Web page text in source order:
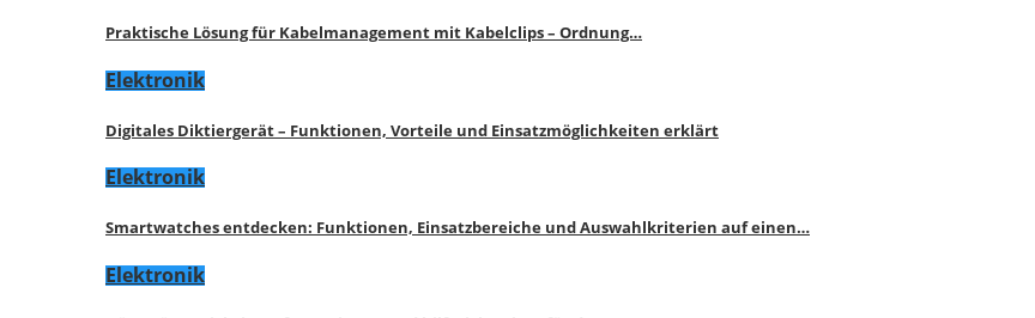
Praktische Lösung für Kabelmanagement mit Kabelclips – Ordnung…
Elektronik
Digitales Diktiergerät – Funktionen, Vorteile und Einsatzmöglichkeiten erklärt
Elektronik
Smartwatches entdecken: Funktionen, Einsatzbereiche und Auswahlkriterien auf einen…
Elektronik